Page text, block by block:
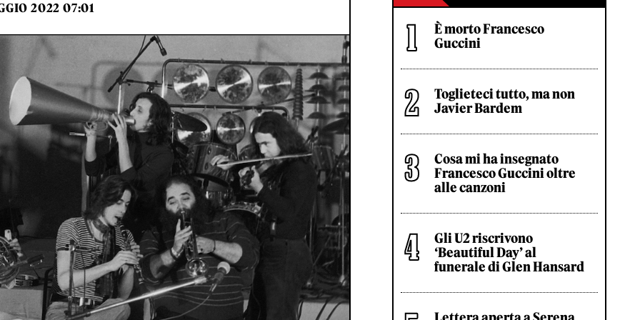
2022 07:01
È morto Francesco
Guccini
Toglieteci tutto, ma non
Javier Bardem
Cosa mi ha insegnato
Francesco Guccini oltre
alle canzoni
Gli U2 riscrivono
‘Beautiful Day’ al
funerale di Glen Hansard